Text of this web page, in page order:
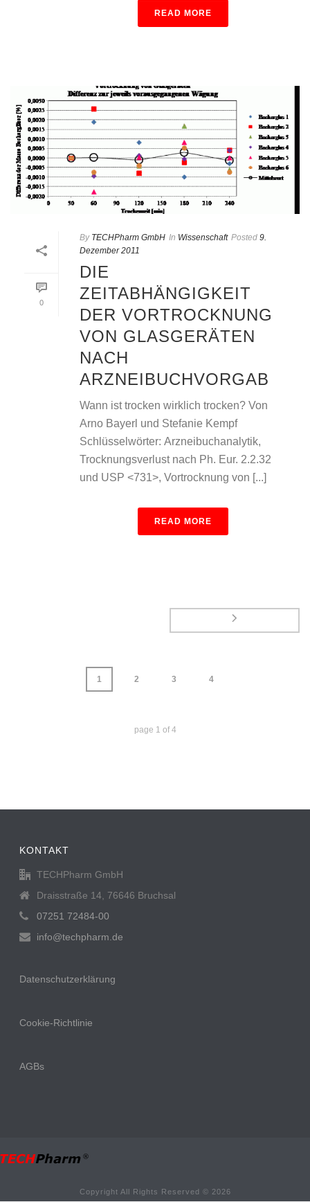
READ MORE
0
By TECHPharm GmbH In Wissenschaft Posted 9.
Dezember 2011
DIE
ZEITABHÄNGIGKEIT
DER VORTROCKNUNG
VON GLASGERÄTEN
NACH
ARZNEIBUCHVORGAB
Wann ist trocken wirklich trocken? Von
Arno Bayerl und Stefanie Kempf
Schlüsselwörter: Arzneibuchanalytik,
Trocknungsverlust nach Ph. Eur. 2.2.32
und USP <731>, Vortrocknung von [...]
READ MORE
1 2 3 4
page 1 of 4
KONTAKT
TECHPharm GmbH
Draisstraße 14, 76646 Bruchsal
07251 72484-00
info@techpharm.de
Datenschutzerklärung
Cookie-Richtlinie
AGBs
Copyright All Rights Reserved © 2026